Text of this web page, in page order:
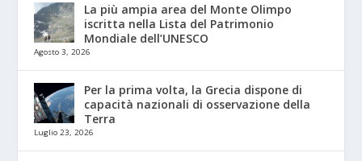
La più ampia area del Monte Olimpo
iscritta nella Lista del Patrimonio
Mondiale dell’UNESCO
Agosto 3, 2026
Per la prima volta, la Grecia dispone di
capacità nazionali di osservazione della
Terra
Luglio 23, 2026